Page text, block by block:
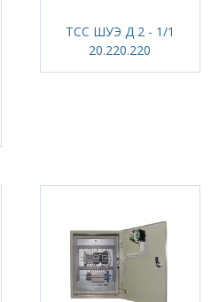
ТСС ШУЭ Д 2 - 1/1
20.220.220